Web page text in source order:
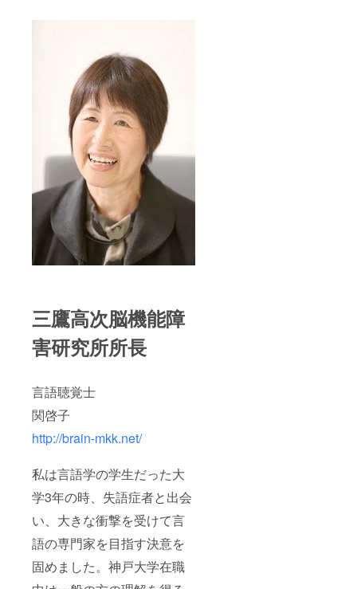
三鷹高次脳機能障
害研究所所長
言語聴覚士
関啓子
http://brain-mkk.net/
私は言語学の学生だった大
学3年の時、失語症者と出会
い、大きな衝撃を受けて言
語の専門家を目指す決意を
固めました。神戸大学在職